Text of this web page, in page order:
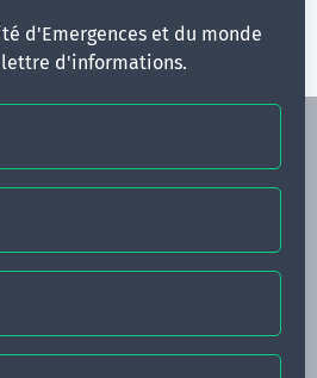
d'Emergences et du monde
d'informations.